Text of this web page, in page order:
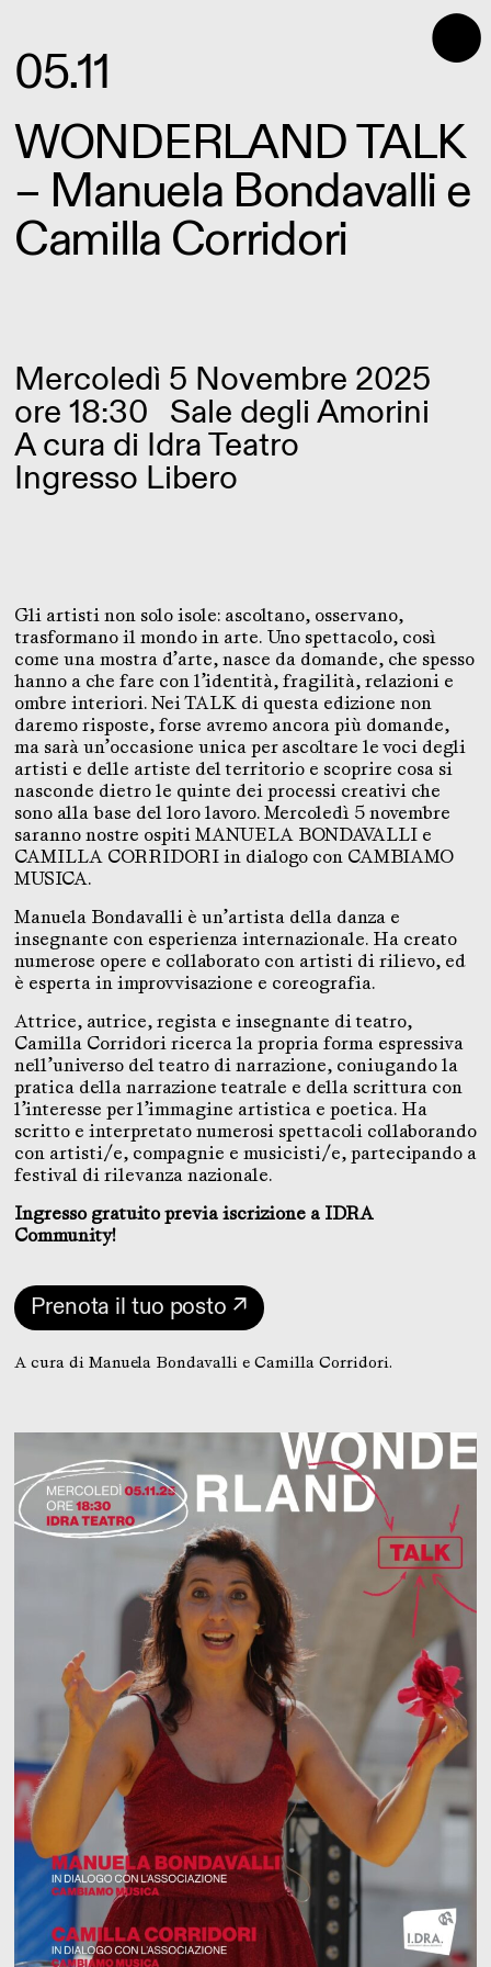
⬤
05.11
WONDERLAND TALK
– Manuela Bondavalli e
Camilla Corridori
Mercoledì 5 Novembre 2025
ore 18:30 Sale degli Amorini
A cura di Idra Teatro
Ingresso Libero
Gli artisti non solo isole: ascoltano, osservano,
trasformano il mondo in arte. Uno spettacolo, così
come una mostra d’arte, nasce da domande, che spesso
hanno a che fare con l’identità, fragilità, relazioni e
ombre interiori. Nei TALK di questa edizione non
daremo risposte, forse avremo ancora più domande,
ma sarà un’occasione unica per ascoltare le voci degli
artisti e delle artiste del territorio e scoprire cosa si
nasconde dietro le quinte dei processi creativi che
sono alla base del loro lavoro. Mercoledì 5 novembre
saranno nostre ospiti MANUELA BONDAVALLI e
CAMILLA CORRIDORI in dialogo con CAMBIAMO
MUSICA.
Manuela Bondavalli è un’artista della danza e
insegnante con esperienza internazionale. Ha creato
numerose opere e collaborato con artisti di rilievo, ed
è esperta in improvvisazione e coreografia.
Attrice, autrice, regista e insegnante di teatro,
Camilla Corridori ricerca la propria forma espressiva
nell’universo del teatro di narrazione, coniugando la
pratica della narrazione teatrale e della scrittura con
l’interesse per l’immagine artistica e poetica. Ha
scritto e interpretato numerosi spettacoli collaborando
con artisti/e, compagnie e musicisti/e, partecipando a
festival di rilevanza nazionale.
Ingresso gratuito previa iscrizione a IDRA
Community!
Prenota il tuo posto ↗
A cura di Manuela Bondavalli e Camilla Corridori.